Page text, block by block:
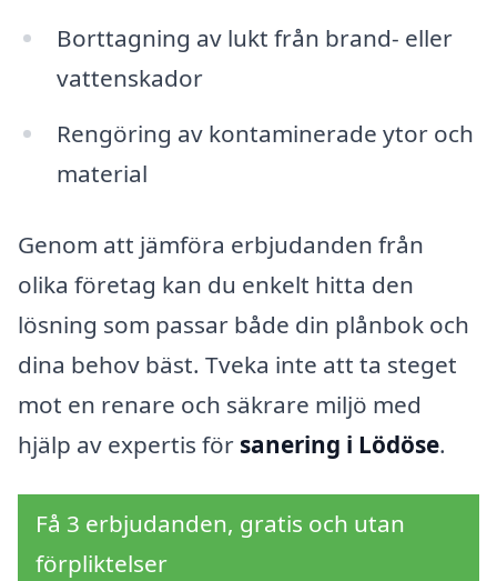
Borttagning av lukt från brand- eller
vattenskador
Rengöring av kontaminerade ytor och
material
Genom att jämföra erbjudanden från
olika företag kan du enkelt hitta den
lösning som passar både din plånbok och
dina behov bäst. Tveka inte att ta steget
mot en renare och säkrare miljö med
hjälp av expertis för sanering i Lödöse.
Få 3 erbjudanden, gratis och utan
förpliktelser